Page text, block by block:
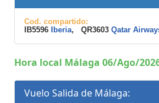
Cod. compartido:
IB5596
Iberia, QR3603 Qatar
Hora local Málaga 06/Ago/
Vuelo Salida de Málaga: